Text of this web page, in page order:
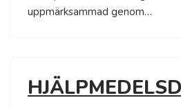
uppmärksammad genom…